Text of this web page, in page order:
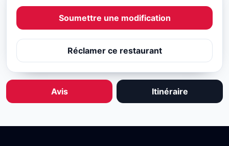
Soumettre une modification
Réclamer ce restaurant
Avis Itinéraire